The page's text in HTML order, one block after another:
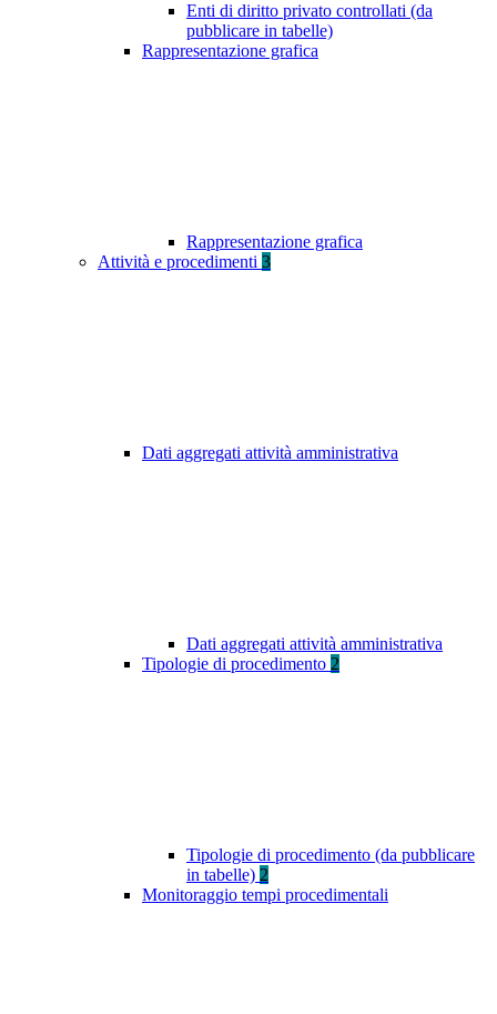
Enti di diritto privato controllati (da
pubblicare in tabelle)
Rappresentazione grafica
Rappresentazione grafica
Attività e procedimenti 3
Dati aggregati attività amministrativa
Dati aggregati attività amministrativa
Tipologie di procedimento 2
Tipologie di procedimento (da pubblicare
in tabelle) 2
Monitoraggio tempi procedimentali